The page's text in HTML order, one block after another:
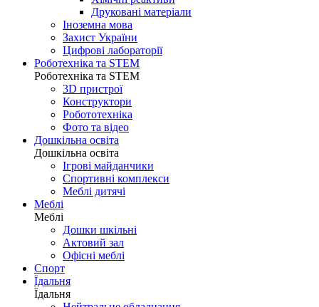
Друковані матеріали
Іноземна мова
Захист України
Цифрові лабораторії
Роботехніка та STEM
Роботехніка та STEM
3D пристрої
Конструктори
Робототехніка
Фото та відео
Дошкільна освіта
Дошкільна освіта
Ігрові майданчики
Спортивні комплекси
Меблі дитячі
Меблі
Меблі
Дошки шкільні
Актовий зал
Офісні меблі
Спорт
Їдальня
Їдальня